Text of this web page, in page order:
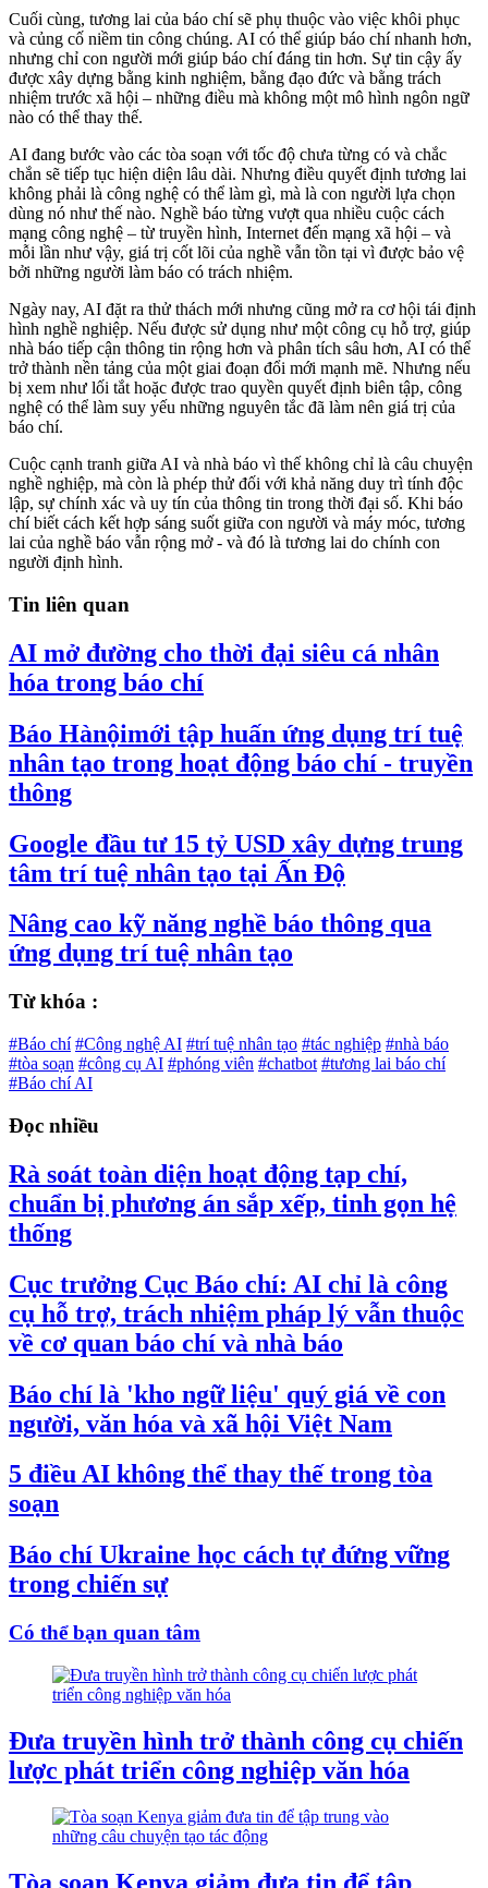
Cuối cùng, tương lai của báo chí sẽ phụ thuộc vào việc khôi phục
và củng cố niềm tin công chúng. AI có thể giúp báo chí nhanh hơn,
nhưng chỉ con người mới giúp báo chí đáng tin hơn. Sự tin cậy ấy
được xây dựng bằng kinh nghiệm, bằng đạo đức và bằng trách
nhiệm trước xã hội – những điều mà không một mô hình ngôn ngữ
nào có thể thay thế.
AI đang bước vào các tòa soạn với tốc độ chưa từng có và chắc
chắn sẽ tiếp tục hiện diện lâu dài. Nhưng điều quyết định tương lai
không phải là công nghệ có thể làm gì, mà là con người lựa chọn
dùng nó như thế nào. Nghề báo từng vượt qua nhiều cuộc cách
mạng công nghệ – từ truyền hình, Internet đến mạng xã hội – và
mỗi lần như vậy, giá trị cốt lõi của nghề vẫn tồn tại vì được bảo vệ
bởi những người làm báo có trách nhiệm.
Ngày nay, AI đặt ra thử thách mới nhưng cũng mở ra cơ hội tái định
hình nghề nghiệp. Nếu được sử dụng như một công cụ hỗ trợ, giúp
nhà báo tiếp cận thông tin rộng hơn và phân tích sâu hơn, AI có thể
trở thành nền tảng của một giai đoạn đổi mới mạnh mẽ. Nhưng nếu
bị xem như lối tắt hoặc được trao quyền quyết định biên tập, công
nghệ có thể làm suy yếu những nguyên tắc đã làm nên giá trị của
báo chí.
Cuộc cạnh tranh giữa AI và nhà báo vì thế không chỉ là câu chuyện
nghề nghiệp, mà còn là phép thử đối với khả năng duy trì tính độc
lập, sự chính xác và uy tín của thông tin trong thời đại số. Khi báo
chí biết cách kết hợp sáng suốt giữa con người và máy móc, tương
lai của nghề báo vẫn rộng mở - và đó là tương lai do chính con
người định hình.
Tin liên quan
AI mở đường cho thời đại siêu cá nhân
hóa trong báo chí
Báo Hànộimới tập huấn ứng dụng trí tuệ
nhân tạo trong hoạt động báo chí - truyền
thông
Google đầu tư 15 tỷ USD xây dựng trung
tâm trí tuệ nhân tạo tại Ấn Độ
Nâng cao kỹ năng nghề báo thông qua
ứng dụng trí tuệ nhân tạo
Từ khóa :
#Báo chí #Công nghệ AI #trí tuệ nhân tạo #tác nghiệp #nhà báo
#tòa soạn #công cụ AI #phóng viên #chatbot #tương lai báo chí
#Báo chí AI
Đọc nhiều
Rà soát toàn diện hoạt động tạp chí,
chuẩn bị phương án sắp xếp, tinh gọn hệ
thống
Cục trưởng Cục Báo chí: AI chỉ là công
cụ hỗ trợ, trách nhiệm pháp lý vẫn thuộc
về cơ quan báo chí và nhà báo
Báo chí là 'kho ngữ liệu' quý giá về con
người, văn hóa và xã hội Việt Nam
5 điều AI không thể thay thế trong tòa
soạn
Báo chí Ukraine học cách tự đứng vững
trong chiến sự
Có thể bạn quan tâm
Đưa truyền hình trở thành công cụ chiến
lược phát triển công nghiệp văn hóa
Tòa soạn Kenya giảm đưa tin để tập